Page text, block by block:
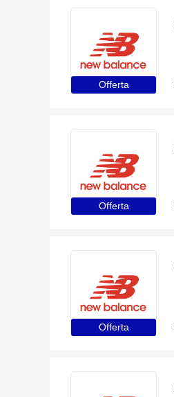
Offerta
Offerta
Offerta